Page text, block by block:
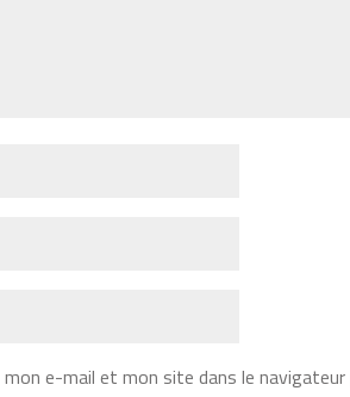
e-mail et mon site dans le